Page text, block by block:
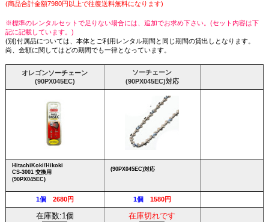
(商品合計金額7980円以上で往復送料無料になります)
※標準のレンタルセットで足りない場合には、追加でお求め下さい。(セット内容は下
記に記載しています。)
(別)付属品については、本体とご利用レンタル期間と同じ期間の貸出しとなります。
尚、金額に関してはどの期間でも一律となっています。
オレゴンソーチェーン
(90PX045EC)
ソーチェーン
(90PX045EC)対応
HitachiKoki/Hikoki
CS-3001 交換用
(90PX045EC)
(90PX045EC)対応
1個 2680円 1個 1580円
在庫数:1個 在庫切れです